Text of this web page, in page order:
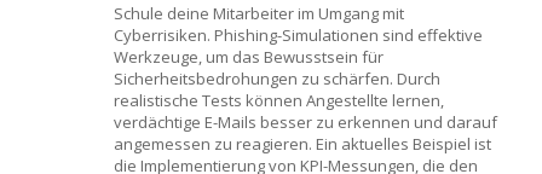
Schule deine Mitarbeiter im Umgang mit
Cyberrisiken. Phishing-Simulationen sind effektive
Werkzeuge, um das Bewusstsein für
Sicherheitsbedrohungen zu schärfen. Durch
realistische Tests können Angestellte lernen,
verdächtige E-Mails besser zu erkennen und darauf
angemessen zu reagieren. Ein aktuelles Beispiel ist
die Implementierung von KPI-Messungen, die den